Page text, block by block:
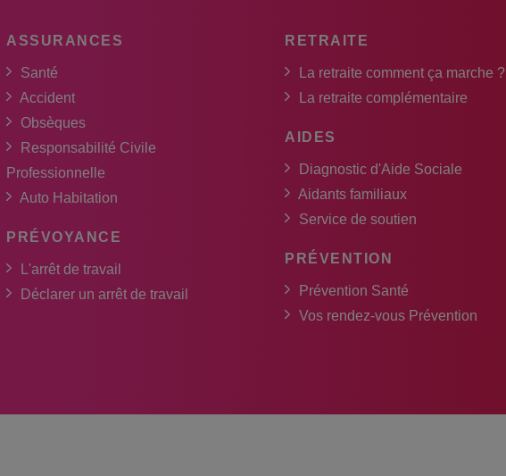
ASSURANCES
Santé
Accident
Obsèques
Responsabilité Civile
Professionnelle
Auto Habitation
PRÉVOYANCE
L'arrêt de travail
Déclarer un arrêt de travail
RETRAITE
La retraite comment ça marche ?
La retraite complémentaire
AIDES
Diagnostic d'Aide Sociale
Aidants familiaux
Service de soutien
PRÉVENTION
Prévention Santé
Vos rendez-vous Prévention